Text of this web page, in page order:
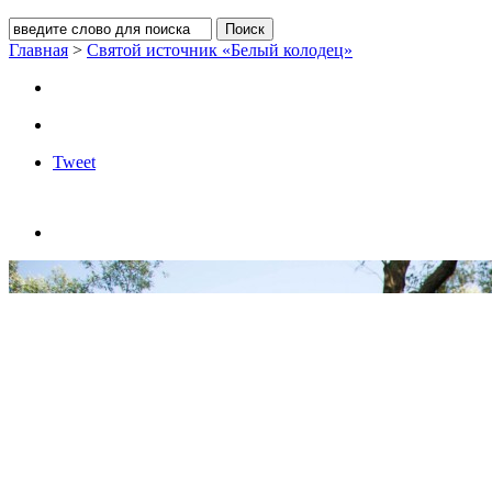
Главная > Святой источник «Белый колодец»
Tweet